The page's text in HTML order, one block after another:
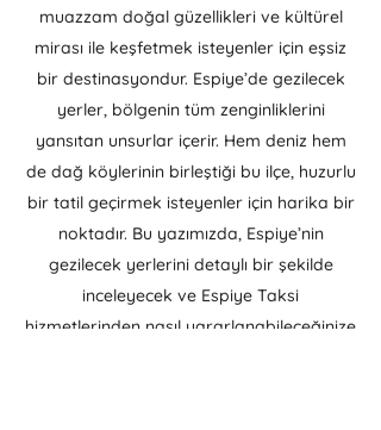
muazzam doğal güzellikleri ve kültürel
mirası ile keşfetmek isteyenler için eşsiz
bir destinasyondur. Espiye’de gezilecek
yerler, bölgenin tüm zenginliklerini
yansıtan unsurlar içerir. Hem deniz hem
de dağ köylerinin birleştiği bu ilçe, huzurlu
bir tatil geçirmek isteyenler için harika bir
noktadır. Bu yazımızda, Espiye’nin
gezilecek yerlerini detaylı bir şekilde
inceleyecek ve Espiye Taksi
hizmetlerinden nasıl yararlanabileceğinize